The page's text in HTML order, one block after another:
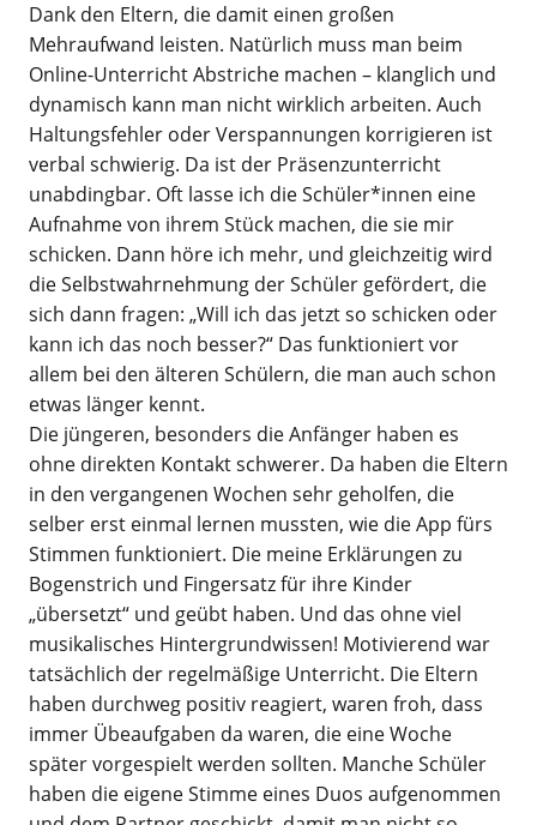
Dank den Eltern, die damit einen großen
Mehraufwand leisten. Natürlich muss man beim
Online-Unterricht Abstriche machen – klanglich und
dynamisch kann man nicht wirklich arbeiten. Auch
Haltungsfehler oder Verspannungen korrigieren ist
verbal schwierig. Da ist der Präsenzunterricht
unabdingbar. Oft lasse ich die Schüler*innen eine
Aufnahme von ihrem Stück machen, die sie mir
schicken. Dann höre ich mehr, und gleichzeitig wird
die Selbstwahrnehmung der Schüler gefördert, die
sich dann fragen: „Will ich das jetzt so schicken oder
kann ich das noch besser?“ Das funktioniert vor
allem bei den älteren Schülern, die man auch schon
etwas länger kennt.
Die jüngeren, besonders die Anfänger haben es
ohne direkten Kontakt schwerer. Da haben die Eltern
in den vergangenen Wochen sehr geholfen, die
selber erst einmal lernen mussten, wie die App fürs
Stimmen funktioniert. Die meine Erklärungen zu
Bogenstrich und Fingersatz für ihre Kinder
„übersetzt“ und geübt haben. Und das ohne viel
musikalisches Hintergrundwissen! Motivierend war
tatsächlich der regelmäßige Unterricht. Die Eltern
haben durchweg positiv reagiert, waren froh, dass
immer Übeaufgaben da waren, die eine Woche
später vorgespielt werden sollten. Manche Schüler
haben die eigene Stimme eines Duos aufgenommen